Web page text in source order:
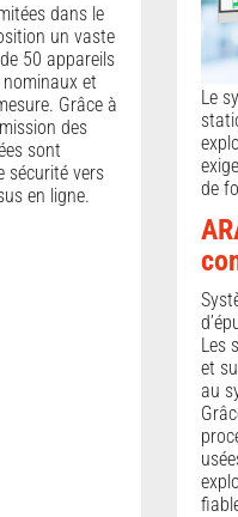
dans le
un vaste
50 appareils
et
Grâce à
des
sont
sécurité vers
en ligne.
Le
de
Les
et
au